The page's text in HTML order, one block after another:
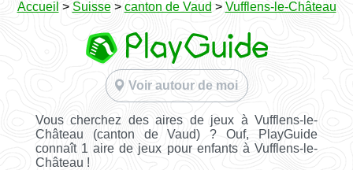
Accueil > Suisse> canton de Vaud > Vufflens-le-Château
Voir autour de moi
Vous cherchez des aires de jeux à Vufflens-le-
Château (canton de Vaud) ? Ouf, PlayGuide
connaît 1 aire de jeux pour enfants à Vufflens-le-
Château !